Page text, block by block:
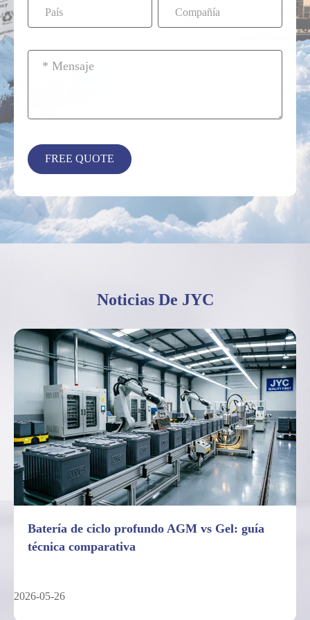
Noticias De JYC
Batería de ciclo profundo AGM vs Gel: guía
técnica comparativa
2026-05-26